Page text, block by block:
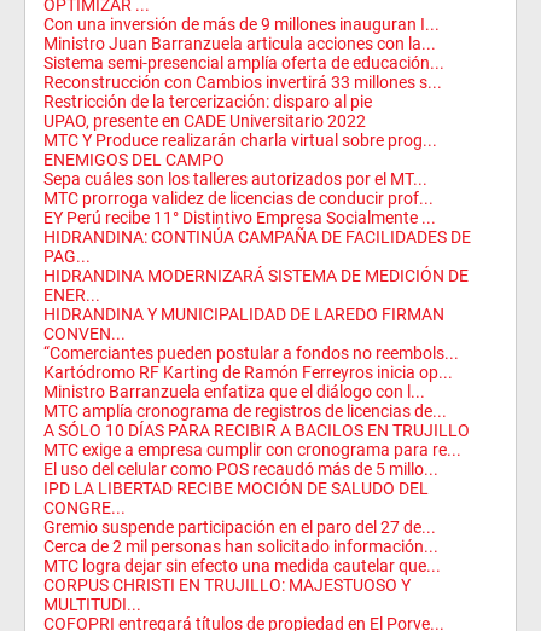
OPTIMIZAR ...
Con una inversión de más de 9 millones inauguran I...
Ministro Juan Barranzuela articula acciones con la...
Sistema semi-presencial amplía oferta de educación...
Reconstrucción con Cambios invertirá 33 millones s...
Restricción de la tercerización: disparo al pie
UPAO, presente en CADE Universitario 2022
MTC Y Produce realizarán charla virtual sobre prog...
ENEMIGOS DEL CAMPO
Sepa cuáles son los talleres autorizados por el MT...
MTC prorroga validez de licencias de conducir prof...
EY Perú recibe 11° Distintivo Empresa Socialmente ...
HIDRANDINA: CONTINÚA CAMPAÑA DE FACILIDADES DE
PAG...
HIDRANDINA MODERNIZARÁ SISTEMA DE MEDICIÓN DE
ENER...
HIDRANDINA Y MUNICIPALIDAD DE LAREDO FIRMAN
CONVEN...
“Comerciantes pueden postular a fondos no reembols...
Kartódromo RF Karting de Ramón Ferreyros inicia op...
Ministro Barranzuela enfatiza que el diálogo con l...
MTC amplía cronograma de registros de licencias de...
A SÓLO 10 DÍAS PARA RECIBIR A BACILOS EN TRUJILLO
MTC exige a empresa cumplir con cronograma para re...
El uso del celular como POS recaudó más de 5 millo...
IPD LA LIBERTAD RECIBE MOCIÓN DE SALUDO DEL
CONGRE...
Gremio suspende participación en el paro del 27 de...
Cerca de 2 mil personas han solicitado información...
MTC logra dejar sin efecto una medida cautelar que...
CORPUS CHRISTI EN TRUJILLO: MAJESTUOSO Y
MULTITUDI...
COFOPRI entregará títulos de propiedad en El Porve...